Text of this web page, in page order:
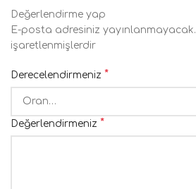
Değerlendirme yap
E-posta adresiniz yayınlanmayacak.
işaretlenmişlerdir
Derecelendirmeniz *
Değerlendirmeniz *